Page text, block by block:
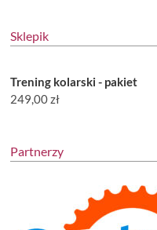
Sklepik
Trening kolarski - pakiet
249,00zł
Partnerzy